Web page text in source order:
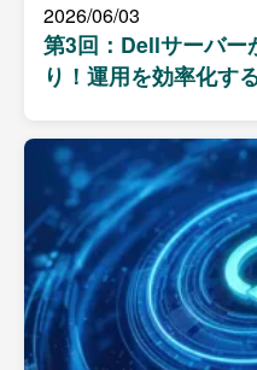
2026/06/03
第3回：Dellサーバー
り！運用を効率化す